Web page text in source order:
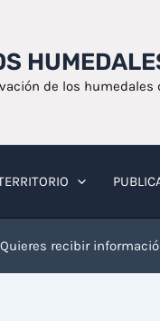
de los humedales
recibir